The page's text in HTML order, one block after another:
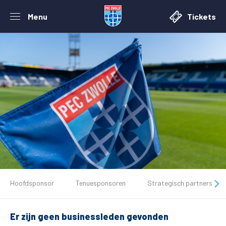
Menu Tickets
Tickets
Matchdays
Hoofdsponsor Tenuesponsoren Strategisch partners
Er zijn geen businessleden gevonden